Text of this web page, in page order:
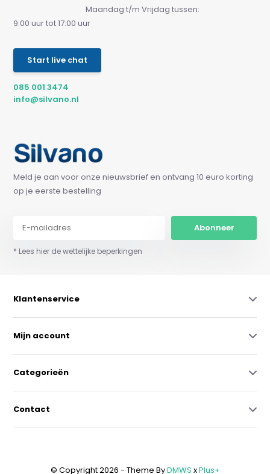
Maandag t/m Vrijdag tussen:
9:00 uur tot 17:00 uur
Start live chat
085 001 3474
info@silvano.nl
Meld je aan voor onze nieuwsbrief en ontvang 10 euro korting
op je eerste bestelling
Abonneer
* Lees hier de wettelijke beperkingen
Klantenservice
Mijn account
Categorieën
Contact
© Copyright 2026 - Theme ByDMWS xPlus+